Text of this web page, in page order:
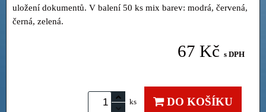
uložení dokumentů. V balení 50 ks mix barev: modrá, červená,
černá, zelená.
67 Kč s DPH
ks DO KOŠÍKU